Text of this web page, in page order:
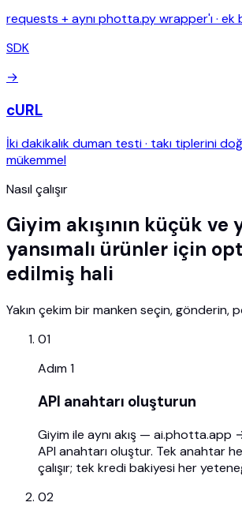
requests + aynı photta.py wrapper'ı · ek
SDK
→
cURL
İki dakikalık duman testi · takı tiplerini
mükemmel
Nasıl çalışır
Giyim akışının küçük ve
yansımalı ürünler için
edilmiş hali
Yakın çekim bir manken seçin, gönderin,
01
Adım1
API anahtarı oluşturun
Giyim ile aynı akış —
API anahtarı oluştur. Tek anahtar
çalışır; tek kredi bakiyesi her
02